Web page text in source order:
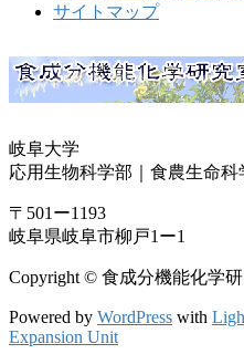
サイトマップ
岐阜大学
応用生物科学部｜食農生命科
〒501ー1193
岐阜県岐阜市柳戸1ー1
Copyright © 食成分機能化学研
Powered by WordPress with
Expansion Unit